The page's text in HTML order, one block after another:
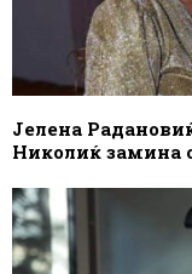
Јелена
Николиќ замина